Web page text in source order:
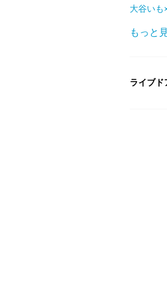
大谷いも
もっと
ライブド